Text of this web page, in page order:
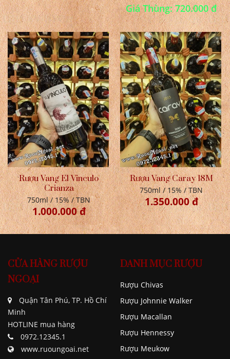
Giá Thùng: 720.000 đ
Rượu Vang El Vinculo
Crianza
750ml / 15% / TBN
1.000.000 đ
Rượu Vang Caray 18M
750ml / 15% / TBN
1.350.000 đ
CỬA HÀNG RƯỢU
NGOẠI
Quận Tân Phú, TP. Hồ Chí
Minh
HOTLINE mua hàng
0972.12345.1
www.ruoungoai.net
DANH MỤC RƯỢU
Rượu Chivas
Rượu Johnnie Walker
Rượu Macallan
Rượu Hennessy
Rượu Meukow